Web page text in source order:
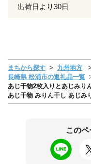
出荷日より30日
まちから探す 九州地方
長崎県 松浦市の返礼品一覧
あじ干物2枚入りとあじみり
あじ干物 みりん干し あじみ
この